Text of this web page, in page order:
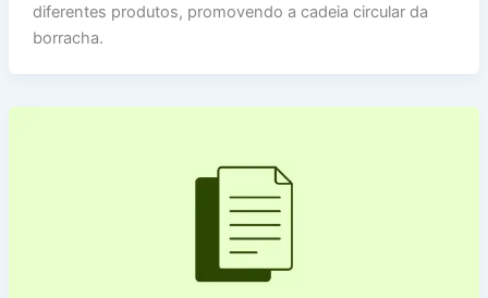
diferentes produtos, promovendo a cadeia circular da
borracha.